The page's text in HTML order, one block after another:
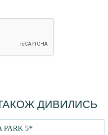
ДИВИЛИСЬ
PARK 5*